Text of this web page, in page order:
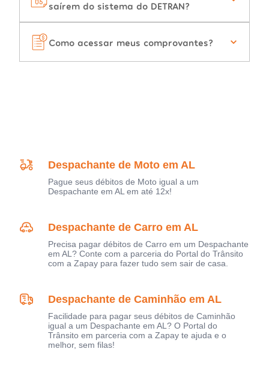
saírem do sistema do DETRAN?
Como acessar meus comprovantes?
Despachante de Moto em AL
Pague seus débitos de Moto igual a um
Despachante em AL em até 12x!
Despachante de Carro em AL
Precisa pagar débitos de Carro em um Despachante
em AL? Conte com a parceria do Portal do Trânsito
com a Zapay para fazer tudo sem sair de casa.
Despachante de Caminhão em AL
Facilidade para pagar seus débitos de Caminhão
igual a um Despachante em AL? O Portal do
Trânsito em parceria com a Zapay te ajuda e o
melhor, sem filas!